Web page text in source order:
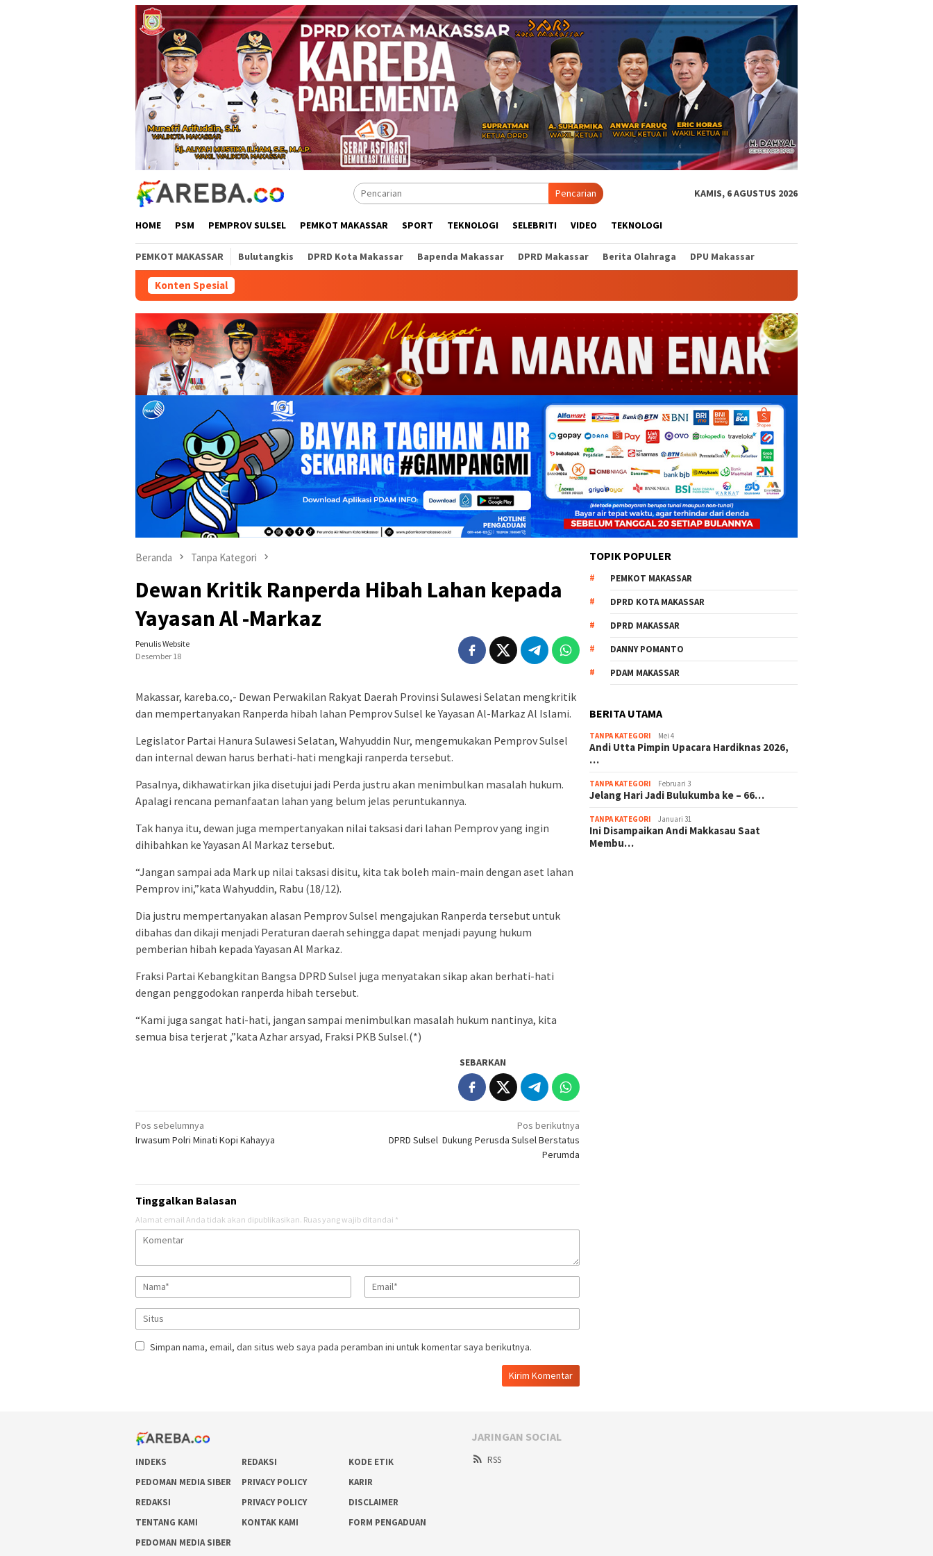
Pencarian KAMIS, 6 AGUSTUS 2026
HOME PSM PEMPROV SULSEL PEMKOT MAKASSAR SPORT TEKNOLOGI SELEBRITI VIDEO TEKNOLOGI
PEMKOT MAKASSAR Bulutangkis DPRD Kota Makassar Bapenda Makassar DPRD Makassar Berita Olahraga DPU Makassar
Konten Spesial
Beranda Tanpa Kategori
Dewan Kritik Ranperda Hibah Lahan kepada
Yayasan Al -Markaz
Penulis Website
Desember 18
Makassar, kareba.co,- Dewan Perwakilan Rakyat Daerah Provinsi Sulawesi Selatan mengkritik
dan mempertanyakan Ranperda hibah lahan Pemprov Sulsel ke Yayasan Al-Markaz Al Islami.
Legislator Partai Hanura Sulawesi Selatan, Wahyuddin Nur, mengemukakan Pemprov Sulsel
dan internal dewan harus berhati-hati mengkaji ranperda tersebut.
Pasalnya, dikhawatirkan jika disetujui jadi Perda justru akan menimbulkan masalah hukum.
Apalagi rencana pemanfaatan lahan yang belum jelas peruntukannya.
Tak hanya itu, dewan juga mempertanyakan nilai taksasi dari lahan Pemprov yang ingin
dihibahkan ke Yayasan Al Markaz tersebut.
“Jangan sampai ada Mark up nilai taksasi disitu, kita tak boleh main-main dengan aset lahan
Pemprov ini,”kata Wahyuddin, Rabu (18/12).
Dia justru mempertanyakan alasan Pemprov Sulsel mengajukan Ranperda tersebut untuk
dibahas dan dikaji menjadi Peraturan daerah sehingga dapat menjadi payung hukum
pemberian hibah kepada Yayasan Al Markaz.
Fraksi Partai Kebangkitan Bangsa DPRD Sulsel juga menyatakan sikap akan berhati-hati
dengan penggodokan ranperda hibah tersebut.
“Kami juga sangat hati-hati, jangan sampai menimbulkan masalah hukum nantinya, kita
semua bisa terjerat ,”kata Azhar arsyad, Fraksi PKB Sulsel.(*)
SEBARKAN
Navigasi
pos
Pos sebelumnya
Irwasum Polri Minati Kopi Kahayya
Pos berikutnya
DPRD Sulsel Dukung Perusda Sulsel Berstatus
Perumda
Tinggalkan Balasan
Alamat email Anda tidak akan dipublikasikan. Ruas yang wajib ditandai *
Simpan nama, email, dan situs web saya pada peramban ini untuk komentar saya berikutnya.
TOPIK POPULER
PEMKOT MAKASSAR
DPRD KOTA MAKASSAR
DPRD MAKASSAR
DANNY POMANTO
PDAM MAKASSAR
BERITA UTAMA
TANPA KATEGORI Mei 4
Andi Utta Pimpin Upacara Hardiknas 2026,
…
TANPA KATEGORI Februari 3
Jelang Hari Jadi Bulukumba ke – 66…
TANPA KATEGORI Januari 31
Ini Disampaikan Andi Makkasau Saat
Membu…
INDEKS REDAKSI
KODE ETIK
PEDOMAN MEDIA SIBER
PRIVACY POLICY
KARIR
REDAKSI
PRIVACY POLICY
DISCLAIMER
TENTANG KAMI
KONTAK KAMI
FORM PENGADUAN
PEDOMAN MEDIA SIBER
JARINGAN SOCIAL
RSS